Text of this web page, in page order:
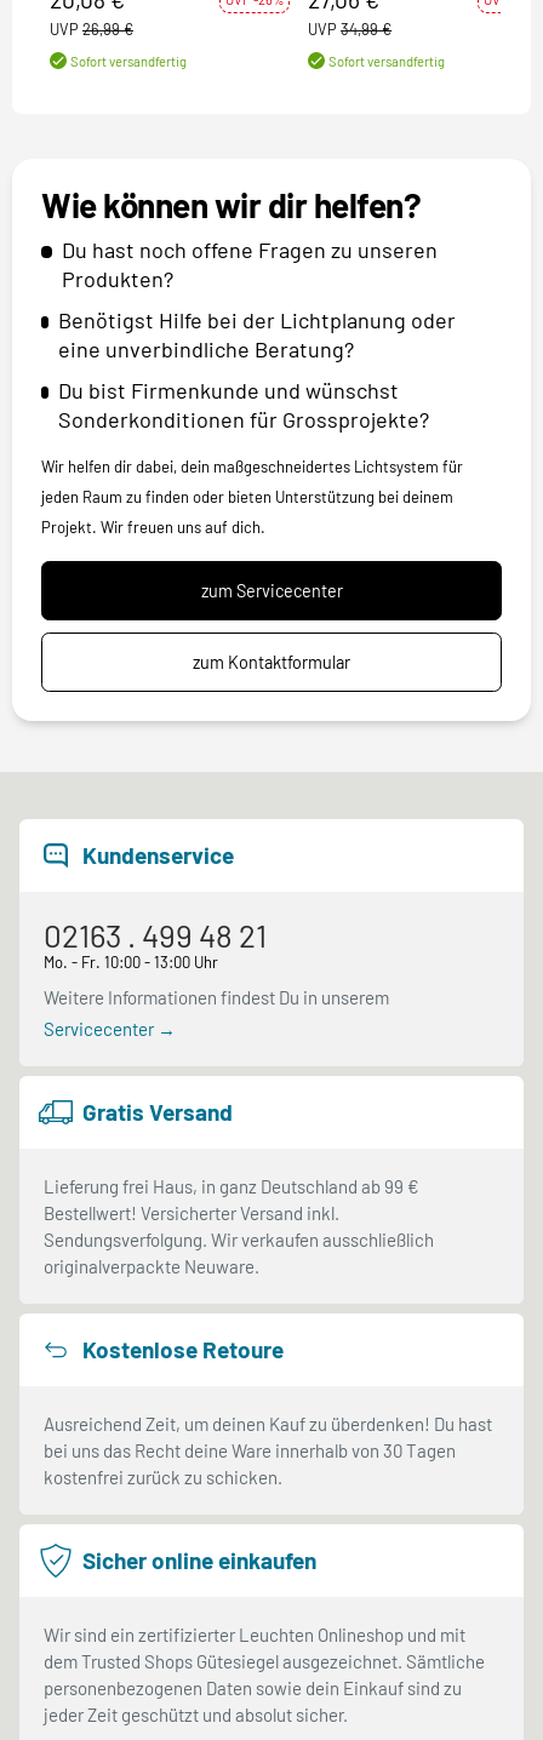
UVP 26,99 €
Sofort versandfertig
UVP 34,99 €
Sofort versandfertig
Wie können wir dir helfen?
Du hast noch offene Fragen zu unseren
Produkten?
Benötigst Hilfe bei der Lichtplanung oder
eine unverbindliche Beratung?
Du bist Firmenkunde und wünschst
Sonderkonditionen für Grossprojekte?
Wir helfen dir dabei, dein maßgeschneidertes Lichtsystem für
jeden Raum zu finden oder bieten Unterstützung bei deinem
Projekt. Wir freuen uns auf dich.
zum Servicecenter
zum Kontaktformular
Kundenservice
02163 . 499 48 21
Mo. - Fr. 10:00 - 13:00 Uhr
Weitere Informationen findest Du in unserem
Servicecenter →
Gratis Versand
Lieferung frei Haus, in ganz Deutschland ab 99 €
Bestellwert! Versicherter Versand inkl.
Sendungsverfolgung. Wir verkaufen ausschließlich
originalverpackte Neuware.
Kostenlose Retoure
Ausreichend Zeit, um deinen Kauf zu überdenken! Du hast
bei uns das Recht deine Ware innerhalb von 30 Tagen
kostenfrei zurück zu schicken.
Sicher online einkaufen
Wir sind ein zertifizierter Leuchten Onlineshop und mit
dem Trusted Shops Gütesiegel ausgezeichnet. Sämtliche
personenbezogenen Daten sowie dein Einkauf sind zu
jeder Zeit geschützt und absolut sicher.